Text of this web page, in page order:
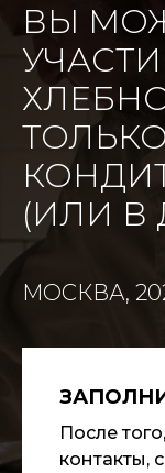
ВЫ
(ИЛИ В
МОСКВА,
После
контакты,